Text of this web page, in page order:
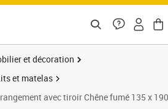
et décoration
et matelas
avec tiroir Chêne fumé 135 x